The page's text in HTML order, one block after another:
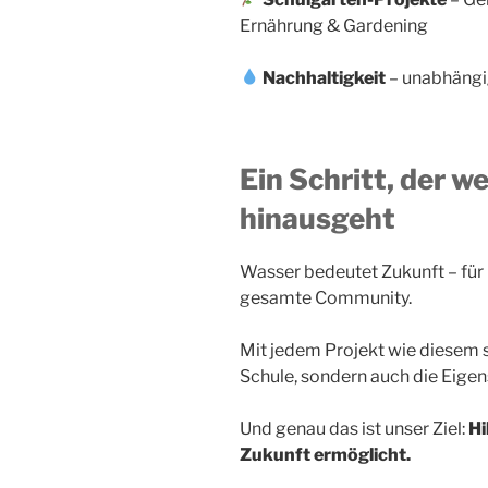
Ernährung & Gardening
Nachhaltigkeit –
Ein Schritt, der
hinausgeht
Wasser bedeutet Zukunft –
gesamte Community.
Mit jedem Projekt wie diesem
Schule, sondern auch die
Und genau das ist unser Ziel:
Zukunft ermöglicht.